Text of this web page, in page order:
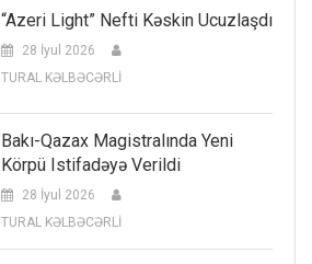
“Azeri Light” Nefti Kəskin Ucuzlaşdı
28 İyul 2026
TURAL KƏLBƏCƏRLİ
Bakı-Qazax Magistralında Yeni
Körpü Istifadəyə Verildi
28 İyul 2026
TURAL KƏLBƏCƏRLİ